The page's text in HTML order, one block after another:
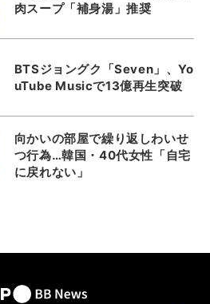
肉スープ「補身湯」推奨
BTSジョングク「Seven」、Yo
uTube Musicで13億再生突破
向かいの部屋で繰り返しわいせ
つ行為…韓国・40代女性「自宅
に戻れない」